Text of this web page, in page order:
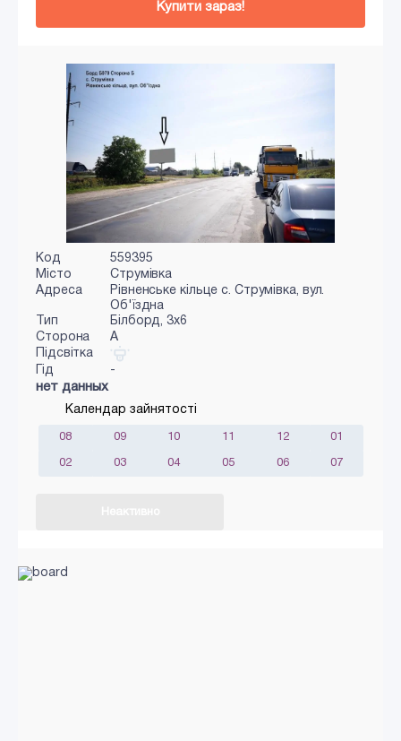
Купити зараз!
Код
559395
Місто
Струмівка
Адреса
Рівненське кільце c. Струмівка, вул.
Об'їздна
Тип
Білборд, 3х6
Сторона
A
Підсвітка
Гід
-
нет данных
Календар зайнятості
08 09 10 11 12 01
02 03 04 05 06 07